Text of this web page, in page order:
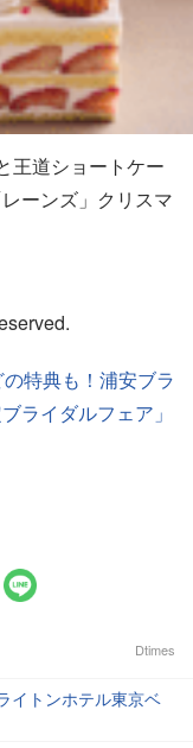
王道ショートケー
ーンズ」クリスマ
特典も！浦安ブラ
ライダルフェア」
Dtimes
イトンホテル東京ベ